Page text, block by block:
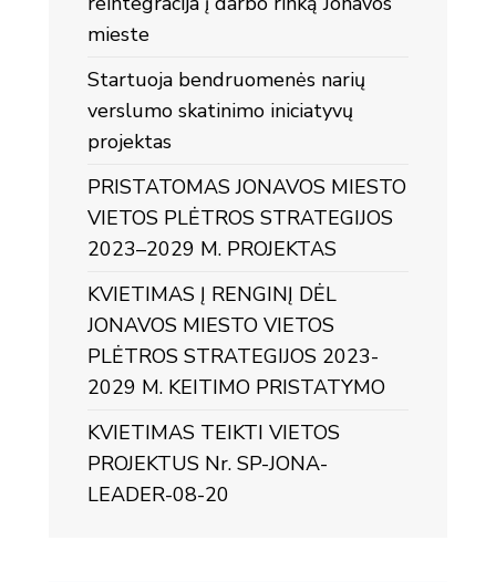
mieste
Startuoja bendruomenės narių
verslumo skatinimo iniciatyvų
projektas
PRISTATOMAS JONAVOS MIESTO
VIETOS PLĖTROS STRATEGIJOS
2023–2029 M. PROJEKTAS
KVIETIMAS Į RENGINĮ DĖL
JONAVOS MIESTO VIETOS
PLĖTROS STRATEGIJOS 2023-
2029 M. KEITIMO PRISTATYMO
KVIETIMAS TEIKTI VIETOS
PROJEKTUS Nr. SP-JONA-
LEADER-08-20